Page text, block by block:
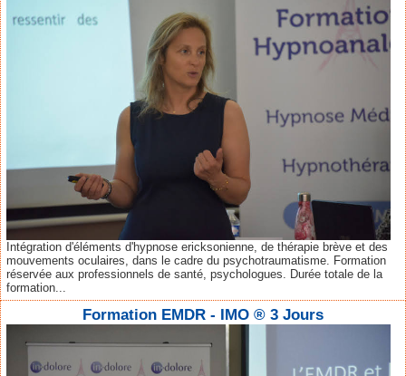
Intégration d'éléments d'hypnose ericksonienne, de thérapie brève et des
mouvements oculaires, dans le cadre du psychotraumatisme. Formation
réservée aux professionnels de santé, psychologues. Durée totale de la
formation...
Formation EMDR - IMO ® 3 Jours